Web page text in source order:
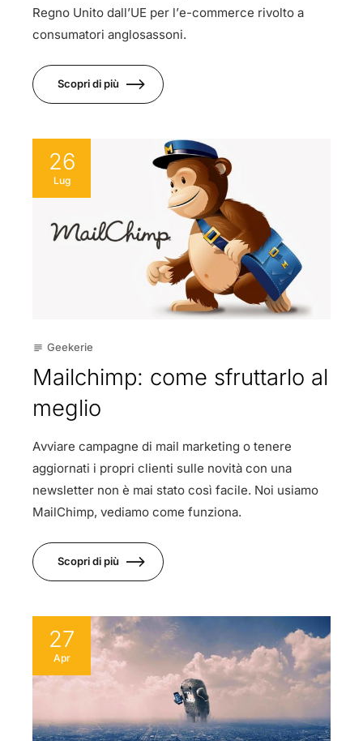
Regno Unito dall’UE per l’e-commerce rivolto a
consumatori anglosassoni.
Scopri di più
26
Lug
subject Geekerie
Mailchimp: come sfruttarlo al
meglio
Avviare campagne di mail marketing o tenere
aggiornati i propri clienti sulle novità con una
newsletter non è mai stato così facile. Noi usiamo
MailChimp, vediamo come funziona.
Scopri di più
27
Apr